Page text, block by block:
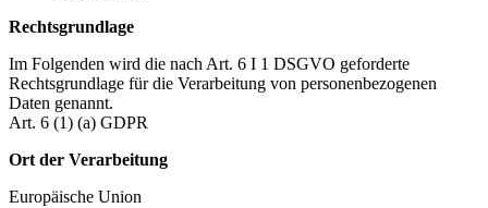
Rechtsgrundlage
Im Folgenden wird die nach Art. 6 I 1 DSGVO geforderte
Rechtsgrundlage für die Verarbeitung von personenbezogenen
Daten genannt.
Art. 6 (1) (a) GDPR
Ort der Verarbeitung
Europäische Union